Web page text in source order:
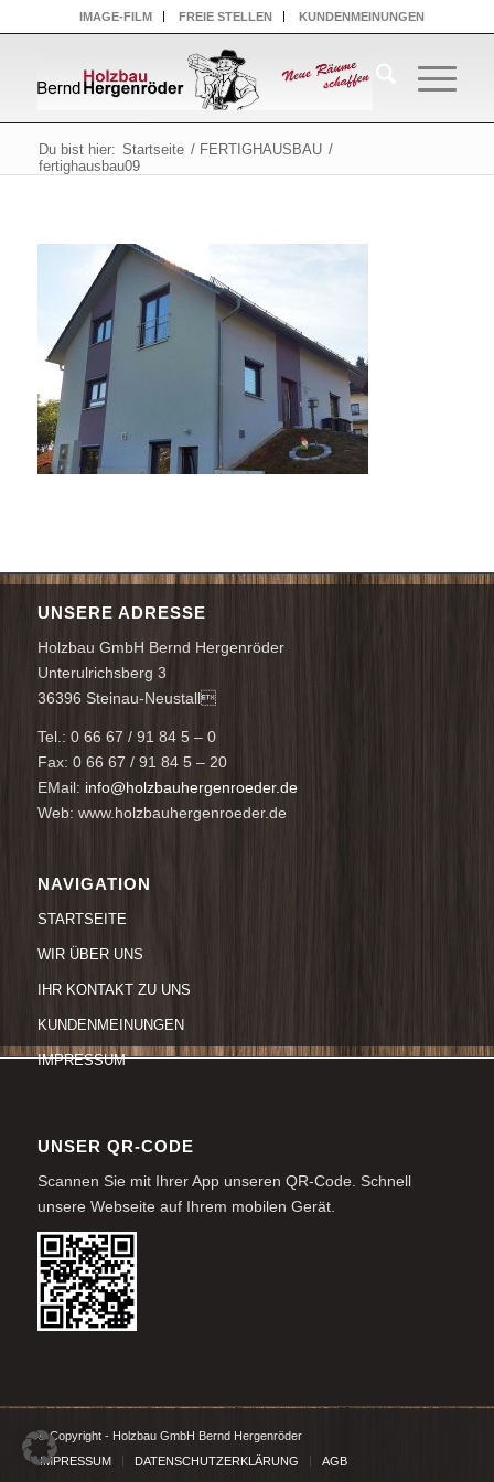
IMAGE-FILM FREIE STELLEN KUNDENMEINUNGEN
Du bist hier: Startseite / FERTIGHAUSBAU /
fertighausbau09
UNSERE ADRESSE
Holzbau GmbH Bernd Hergenröder
Unterulrichsberg 3
36396 Steinau-Neustall
Tel.: 0 66 67 / 91 84 5 – 0
Fax: 0 66 67 / 91 84 5 – 20
EMail: info@holzbauhergenroeder.de
Web: www.holzbauhergenroeder.de
NAVIGATION
STARTSEITE
WIR ÜBER UNS
IHR KONTAKT ZU UNS
KUNDENMEINUNGEN
IMPRESSUM
UNSER QR-CODE
Scannen Sie mit Ihrer App unseren QR-Code. Schnell
unsere Webseite auf Ihrem mobilen Gerät.
© Copyright - Holzbau GmbH Bernd Hergenröder
IMPRESSUM
DATENSCHUTZERKLÄRUNG AGB